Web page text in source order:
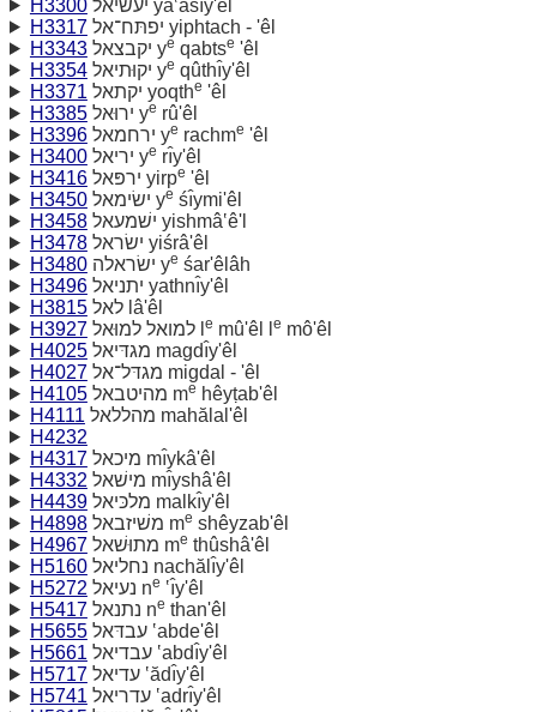
H3300
יעשׂיאל ya‛ăśı̂y'êl
H3317
יפתּח־אל yiphtach - 'êl
H3343
יקבצאל ye qabtse 'êl
H3354
יקוּתיאל ye qûthı̂y'êl
H3371
יקתאל yoqthe 'êl
H3385
ירוּאל ye rû'êl
H3396
ירחמאל ye rachme 'êl
H3400
יריאל ye rı̂y'êl
H3416
ירפּאל yirpe 'êl
H3450
ישׂימאל ye śı̂ymi'êl
H3458
ישׁמעאל yishmâ‛ê'l
H3478
ישׂראל yiśrâ'êl
H3480
ישׂראלה ye śar'êlâh
H3496
יתניאל yathnı̂y'êl
H3815
לאל lâ'êl
H3927
למואל למוּאל l e mû'êl l e mô'êl
H4025
מגדּיאל magdı̂y'êl
H4027
מגדּל־אל migdal - 'êl
H4105
מהיטבאל me hêyṭab'êl
H4111
מהללאל mahălal'êl
H4232
H4317
מיכאל mı̂ykâ'êl
H4332
מישׁאל mı̂yshâ'êl
H4439
מלכּיאל malkı̂y'êl
H4898
משׁיזבאל me shêyzab'êl
H4967
מתוּשׁאל me thûshâ'êl
H5160
נחליאל nachălı̂y'êl
H5272
נעיאל ne ‛ı̂y'êl
H5417
נתנאל ne than'êl
H5655
עבדּאל ‛abde'êl
H5661
עבדיאל ‛abdı̂y'êl
H5717
עדיאל ‛ădı̂y'êl
H5741
עדריאל ‛adrı̂y'êl